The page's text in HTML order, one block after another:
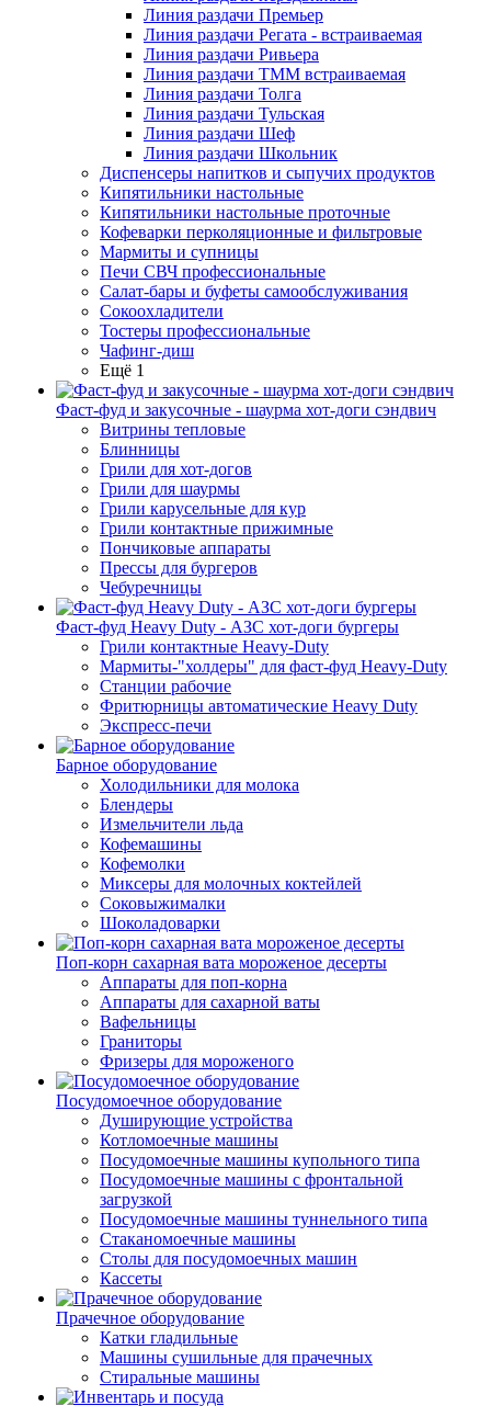
Линия раздачи Премьер
Линия раздачи Регата - встраиваемая
Линия раздачи Ривьера
Линия раздачи ТММ встраиваемая
Линия раздачи Толга
Линия раздачи Тульская
Линия раздачи Шеф
Линия раздачи Школьник
Диспенсеры напитков и сыпучих продуктов
Кипятильники настольные
Кипятильники настольные проточные
Кофеварки перколяционные и фильтровые
Мармиты и супницы
Печи СВЧ профессиональные
Салат-бары и буфеты самообслуживания
Сокоохладители
Тостеры профессиональные
Чафинг-диш
Ещё 1
Фаст-фуд и закусочные - шаурма хот-доги сэндвич
Витрины тепловые
Блинницы
Грили для хот-догов
Грили для шаурмы
Грили карусельные для кур
Грили контактные прижимные
Пончиковые аппараты
Прессы для бургеров
Чебуречницы
Фаст-фуд Heavy Duty - АЗС хот-доги бургеры
Грили контактные Heavy-Duty
Мармиты-"холдеры" для фаст-фуд Heavy-Duty
Станции рабочие
Фритюрницы автоматические Heavy Duty
Экспресс-печи
Барное оборудование
Холодильники для молока
Блендеры
Измельчители льда
Кофемашины
Кофемолки
Миксеры для молочных коктейлей
Соковыжималки
Шоколадоварки
Поп-корн сахарная вата мороженое десерты
Аппараты для поп-корна
Аппараты для сахарной ваты
Вафельницы
Граниторы
Фризеры для мороженого
Посудомоечное оборудование
Душирующие устройства
Котломоечные машины
Посудомоечные машины купольного типа
Посудомоечные машины с фронтальной
загрузкой
Посудомоечные машины туннельного типа
Стаканомоечные машины
Столы для посудомоечных машин
Кассеты
Прачечное оборудование
Катки гладильные
Машины сушильные для прачечных
Стиральные машины